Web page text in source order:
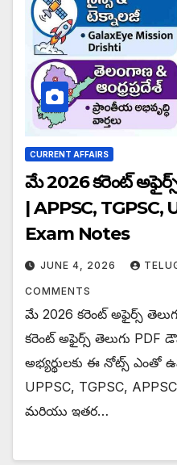
CURRENT AFFAIRS
మే 2026 కరెంట్
| APPSC, TGPSC,
Exam Notes
JUNE 4, 2026
COMMENTS
మే 2026 కరెంట్ అఫైర్స్
కరెంట్ అఫైర్స్ తెలుగు PDF
అభ్యర్థులకు ఈ నోట్స్
UPPSC, TGPSC,
మరియు ఇతర…